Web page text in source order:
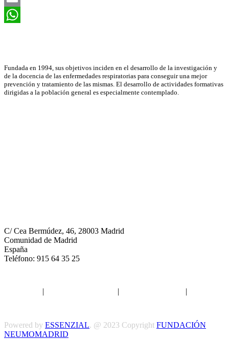
Email
Fundada en 1994, sus objetivos inciden en el desarrollo de la investigación y
de la docencia de las enfermedades respiratorias para conseguir una mejor
prevención y tratamiento de las mismas. El desarrollo de actividades formativas
dirigidas a la población general es especialmente contemplado.
C/ Cea Bermúdez, 46, 28003 Madrid
Comunidad de Madrid
España
Teléfono: 915 64 35 25
| | |
Powered by ESSENZIAL. @ 2023 Copyright FUNDACIÓN
NEUMOMADRID